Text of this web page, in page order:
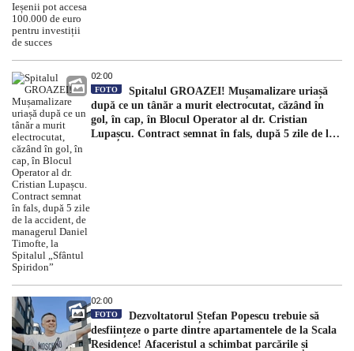
02:00
FOTO
Spitalul GROAZEI! Mușamalizare uriașă
după ce un tânăr a murit electrocutat, căzând în
gol, în cap, în Blocul Operator al dr. Cristian
Lupașcu. Contract semnat în fals, după 5 zile de la
02:00
FOTO
Dezvoltatorul Ștefan Popescu trebuie să
desființeze o parte dintre apartamentele de la Scala
Residence! Afaceristul a schimbat parcările și